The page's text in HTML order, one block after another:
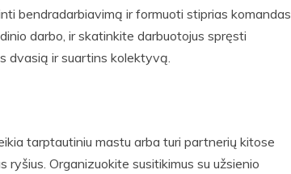
bendradarbiavimą ir formuoti stiprias komandas.
darbo, ir skatinkite darbuotojus spręsti
dvasią ir suartins kolektyvą.
tarptautiniu mastu arba turi partnerių kitose
Organizuokite susitikimus su užsienio